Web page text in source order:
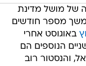
של מושל מדינת
מספר חודשים
באוגוסט אחרי
הנוספים הם
והנסטור רוב